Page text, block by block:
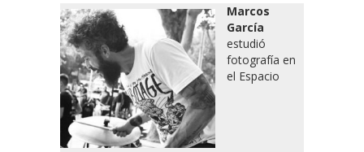
Marcos
García
estudió
fotografía en
el Espacio